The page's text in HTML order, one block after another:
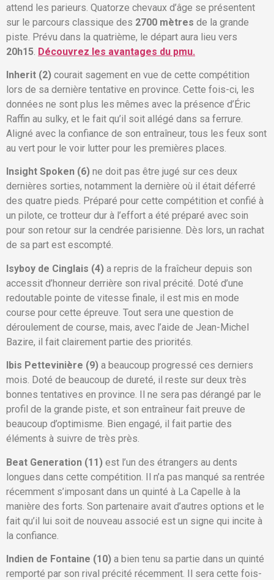
attend les parieurs. Quatorze chevaux d’âge se présentent
sur le parcours classique des 2700 mètres de la grande
piste. Prévu dans la quatrième, le départ aura lieu vers
20h15 Découvrez les avantages du pmu.
Inherit (2) courait sagement en vue de cette compétition
lors de sa dernière tentative en province. Cette fois-ci, les
données ne sont plus les mêmes avec la présence d’Éric
Raffin au sulky, et le fait qu’il soit allégé dans sa ferrure.
Aligné avec la confiance de son entraîneur, tous les feux sont
au vert pour le voir lutter pour les premières places.
Insight Spoken (6) ne doit pas être jugé sur ces deux
dernières sorties, notamment la dernière où il était déferré
des quatre pieds. Préparé pour cette compétition et confié à
un pilote, ce trotteur dur à l’effort a été préparé avec soin
pour son retour sur la cendrée parisienne. Dès lors, un rachat
de sa part est escompté.
Isyboy de Cinglais (4) a repris de la fraîcheur depuis son
accessit d’honneur derrière son rival précité. Doté d’une
redoutable pointe de vitesse finale, il est mis en mode
course pour cette épreuve. Tout sera une question de
déroulement de course, mais, avec l’aide de Jean-Michel
Bazire, il fait clairement partie des priorités.
Ibis Pettevinière (9) a beaucoup progressé ces derniers
mois. Doté de beaucoup de dureté, il reste sur deux très
bonnes tentatives en province. Il ne sera pas dérangé par le
profil de la grande piste, et son entraîneur fait preuve de
beaucoup d’optimisme. Bien engagé, il fait partie des
éléments à suivre de très près.
Beat Generation (11) est l’un des étrangers au dents
longues dans cette compétition. Il n’a pas manqué sa rentrée
récemment s’imposant dans un quinté à La Capelle à la
manière des forts. Son partenaire avait d’autres options et le
fait qu’il lui soit de nouveau associé est un signe qui incite à
la confiance.
Indien de Fontaine (10) a bien tenu sa partie dans un quinté
remporté par son rival précité récemment. Il sera cette fois-